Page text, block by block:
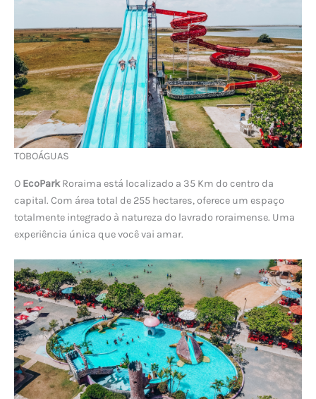
TOBOÁGUAS
O EcoParkRoraima está localizado a 35 Km do centro da
capital. Com área total de 255 hectares, oferece um espaço
totalmente integrado à natureza do lavrado roraimense. Uma
experiência única que você vai amar.